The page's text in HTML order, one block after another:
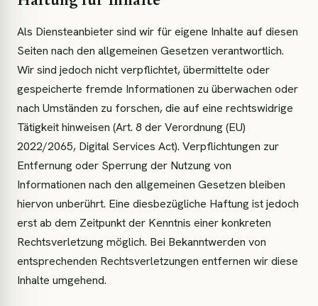
Als Diensteanbieter sind wir für eigene Inhalte auf diesen
Seiten nach den allgemeinen Gesetzen verantwortlich.
Wir sind jedoch nicht verpflichtet, übermittelte oder
gespeicherte fremde Informationen zu überwachen oder
nach Umständen zu forschen, die auf eine rechtswidrige
Tätigkeit hinweisen (Art. 8 der Verordnung (EU)
2022/2065, Digital Services Act). Verpflichtungen zur
Entfernung oder Sperrung der Nutzung von
Informationen nach den allgemeinen Gesetzen bleiben
hiervon unberührt. Eine diesbezügliche Haftung ist jedoch
erst ab dem Zeitpunkt der Kenntnis einer konkreten
Rechtsverletzung möglich. Bei Bekanntwerden von
entsprechenden Rechtsverletzungen entfernen wir diese
Inhalte umgehend.